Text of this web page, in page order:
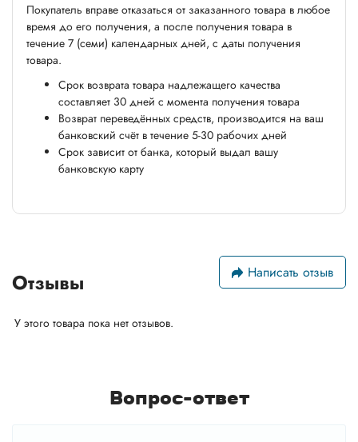
Покупатель вправе отказаться от заказанного товара в любое
время до его получения, а после получения товара в
течение 7 (семи) календарных дней, с даты получения
товара.
Срок возврата товара надлежащего качества
составляет 30 дней с момента получения товара
Возврат переведённых средств, производится на ваш
банковский счёт в течение 5-30 рабочих дней
Срок зависит от банка, который выдал вашу
банковскую карту
Отзывы Написать отзыв
У этого товара пока нет отзывов.
Вопрос-ответ